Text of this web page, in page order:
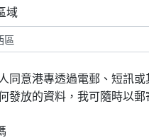
域
同意港專透過電郵、短訊
發放的資料，我可隨時以